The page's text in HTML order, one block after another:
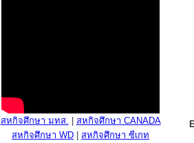
สหกิจศึกษา มทส.
สหกิจศึกษา CANADA
สหกิจศึกษา WD
สหกิจศึกษา ซีเกท